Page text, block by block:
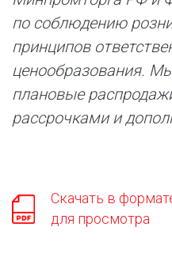
по соблюдению
принципов
ценообразования.
плановые
рассрочками и
Скачать в
для просмотра